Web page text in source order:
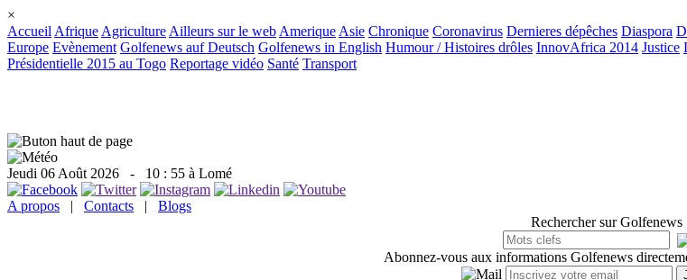
×
Accueil Afrique Agriculture Ailleurs sur le web Amerique Asie Chronique Coronavirus Dernieres dépêches Diaspora
Europe Evènement Golfenews auf Deutsch Golfenews in English Humour / Histoires drôles InnovAfrica 2014 Justice
Présidentielle 2015 au Togo Reportage vidéo Santé Transport
Jeudi 06 Août 2026 - 10 : 55 à Lomé
A propos | Contacts | Blogs
Rechercher sur Golfenews
Abonnez-vous aux informations Golfenews